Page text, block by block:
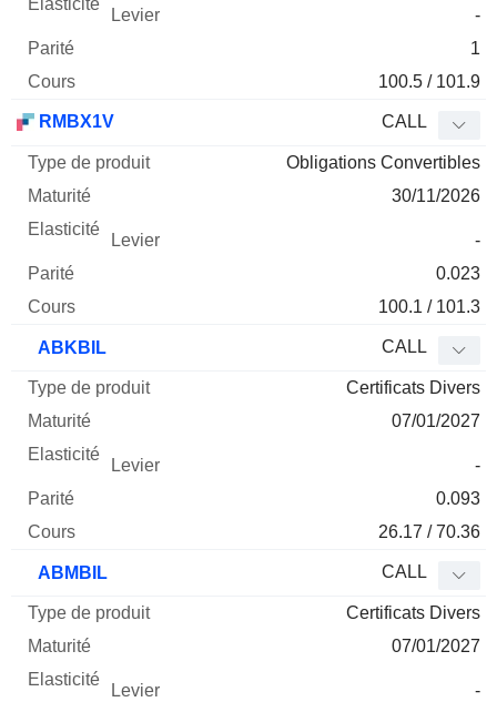
-
1
100.5 / 101.9
RMBX1V CALL
Obligations Convertibles
30/11/2026
-
0.023
100.1 / 101.3
ABKBIL CALL
Certificats Divers
07/01/2027
-
0.093
26.17 / 70.36
ABMBIL CALL
Certificats Divers
07/01/2027
-